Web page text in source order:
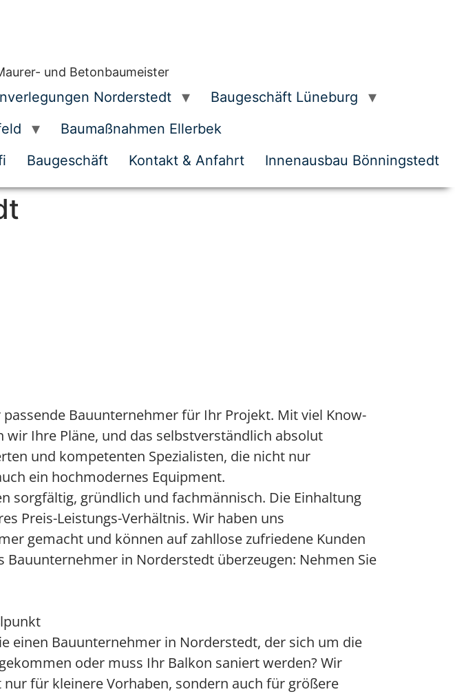
und Betonbaumeister
Norderstedt
Baugeschäft Lüneburg
Baumaßnahmen Ellerbek
Baugeschäft Kontakt & Anfahrt Innenausbau Bönningstedt
Bauunternehmer für Ihr Projekt. Mit viel Know-
Ihre Pläne, und das selbstverständlich absolut
und kompetenten Spezialisten, die nicht nur
ein hochmodernes Equipment.
sorgfältig, gründlich und fachmännisch. Die Einhaltung
Preis-Leistungs-Verhältnis. Wir haben uns
gemacht und können auf zahllose zufriedene Kunden
in Norderstedt überzeugen: Nehmen Sie
einen Bauunternehmer in Norderstedt, der sich um die
oder muss Ihr Balkon saniert werden? Wir
für kleinere Vorhaben, sondern auch für größere